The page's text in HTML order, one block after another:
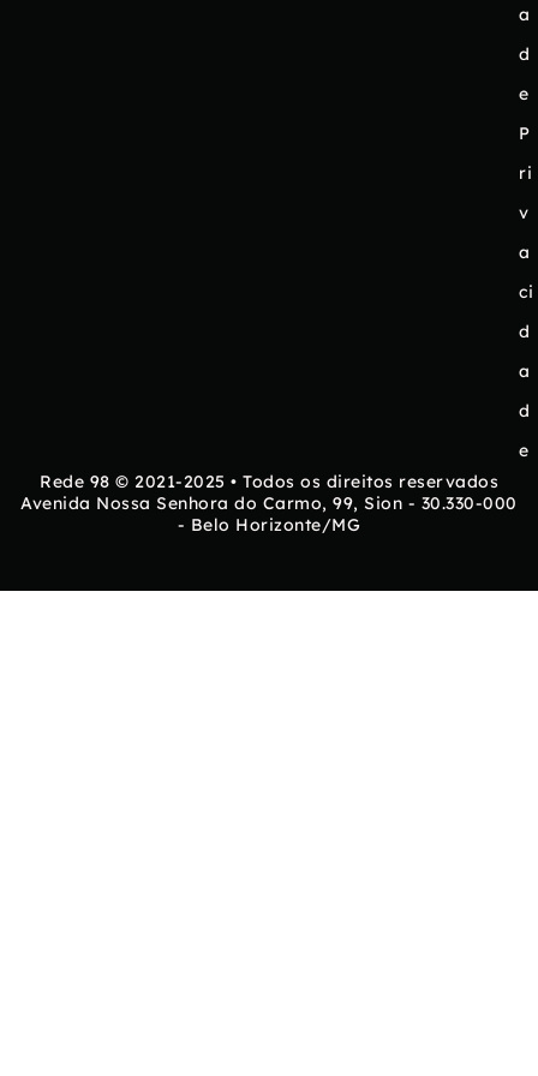
a
d
e
P
ri
v
a
ci
d
a
d
e
Rede 98 © 2021-2025 • Todos os direitos reservados
Avenida Nossa Senhora do Carmo, 99, Sion - 30.330-000
- Belo Horizonte/MG